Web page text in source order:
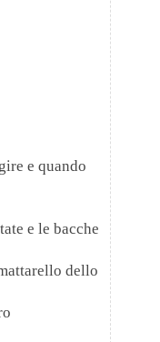
e quando
e le bacche
dello